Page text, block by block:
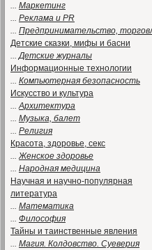
... Маркетинг
... Реклама и PR
... Предпринимательство,
Детские сказки, мифы и басни
...Детские журналы
Информационные технологии
... Компьютерная безопасность
Искусство и культура
...Архитектура
... Музыка, балет
... Религия
Красота, здоровье, секс
...Женское здоровье
... Народная медицина
Научная и научно-популярная
литература
... Математика
... Философия
Тайны и таинственные явления
... Магия. Колдовство. Суеверия